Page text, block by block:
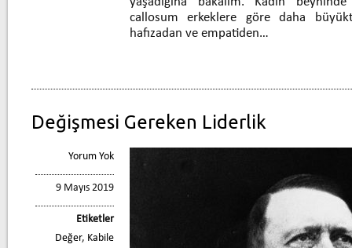
callosum erkeklere göre daha
hafızadan ve empatiden…
Değişmesi Gereken Liderlik
Yorum Yok
9 Mayıs 2019
Etiketler
Değer, Kabile